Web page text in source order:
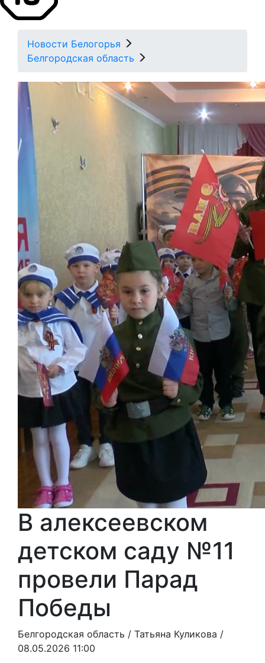
Новости Белогорья
Белгородская область
В алексеевском
детском саду №11
провели Парад
Победы
Белгородская область / Татьяна Куликова /
08.05.2026 11:00